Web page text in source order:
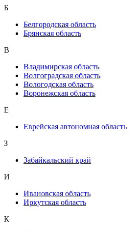
Б
Белгородская область
Брянская область
В
Владимирская область
Волгоградская область
Вологодская область
Воронежская область
Е
Еврейская автономная область
З
Забайкальский край
И
Ивановская область
Иркутская область
К